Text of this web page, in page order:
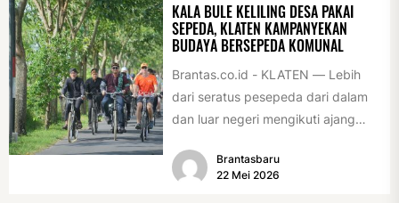
KALA BULE KELILING DESA PAKAI
SEPEDA, KLATEN KAMPANYEKAN
BUDAYA BERSEPEDA KOMUNAL
Brantas.co.id - KLATEN — Lebih
dari seratus pesepeda dari dalam
dan luar negeri mengikuti ajang
Association Rally...
Brantasbaru
22 Mei 2026